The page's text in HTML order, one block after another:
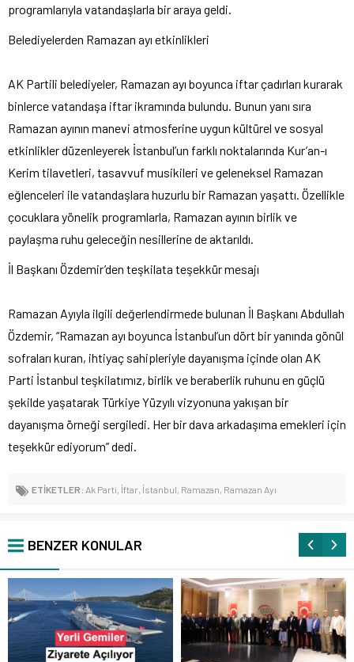
programlarıyla vatandaşlarla bir araya geldi.
Belediyelerden Ramazan ayı etkinlikleri
AK Partili belediyeler, Ramazan ayı boyunca iftar çadırları kurarak
binlerce vatandaşa iftar ikramında bulundu. Bunun yanı sıra
Ramazan ayının manevi atmosferine uygun kültürel ve sosyal
etkinlikler düzenleyerek İstanbul’un farklı noktalarında Kur’an-ı
Kerim tilavetleri, tasavvuf musikileri ve geleneksel Ramazan
eğlenceleri ile vatandaşlara huzurlu bir Ramazan yaşattı. Özellikle
çocuklara yönelik programlarla, Ramazan ayının birlik ve
paylaşma ruhu geleceğin nesillerine de aktarıldı.
İl Başkanı Özdemir’den teşkilata teşekkür mesajı
Ramazan Ayıyla ilgili değerlendirmede bulunan İl Başkanı Abdullah
Özdemir, “Ramazan ayı boyunca İstanbul’un dört bir yanında gönül
sofraları kuran, ihtiyaç sahipleriyle dayanışma içinde olan AK
Parti İstanbul teşkilatımız, birlik ve beraberlik ruhunu en güçlü
şekilde yaşatarak Türkiye Yüzyılı vizyonuna yakışan bir
dayanışma örneği sergiledi. Her bir dava arkadaşıma emekleri için
teşekkür ediyorum” dedi.
ETİKETLER: Ak Parti, İftar, İstanbul, Ramazan, Ramazan Ayı
BENZER KONULAR